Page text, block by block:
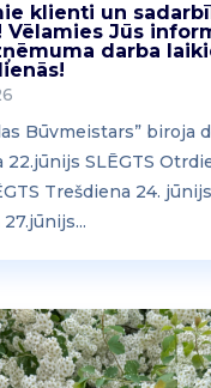
klienti un
Vēlamies Jūs
darba
Būvmeistars” biroja
22.jūnijs SLĒGTS
Trešdiena 24. jūnijs